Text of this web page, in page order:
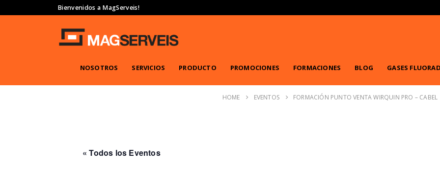
Bienvenidos a MagServeis!
NOSOTROS SERVICIOS PRODUCTO PROMOCIONES FORMACIONES BLOG GASES
HOME EVENTOS FORMACIÓN PUNTO VENTA WIRQUIN PRO – CABEL
« Todos los Eventos